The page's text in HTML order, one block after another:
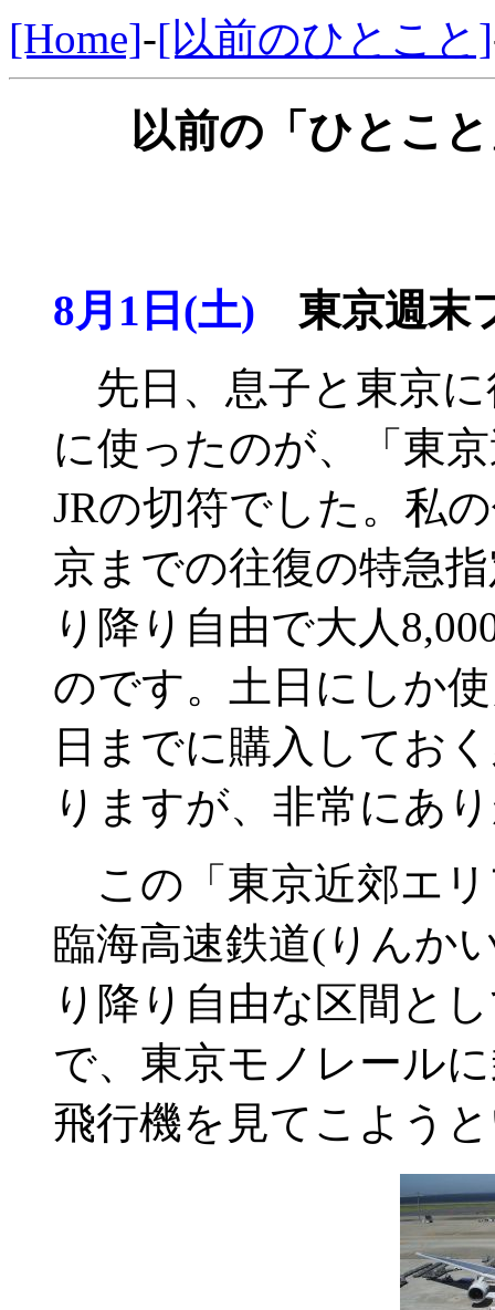
[Home]-[以前のひとこと]
以前の「ひとこ
8月1日(土) 東京週末
先日、息子と東京
に使ったのが、「東
JRの切符でした。私
京までの往復の特急
り降り自由で大人
のです。土日にしか
日までに購入してお
りますが、非常にあ
この「東京近郊エリ
臨海高速鉄道(りんか
り降り自由な区間と
で、東京モノレール
飛行機を見てこよう